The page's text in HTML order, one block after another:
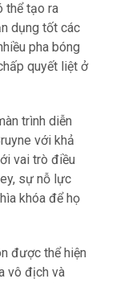
thể tạo ra
dụng tốt các
pha bóng
quyết liệt ở
trình diễn
với khả
vai trò điều
sự nỗ lực
khóa để họ
được thể hiện
vô địch và